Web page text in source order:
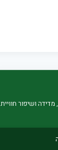
ושיפור חוויית